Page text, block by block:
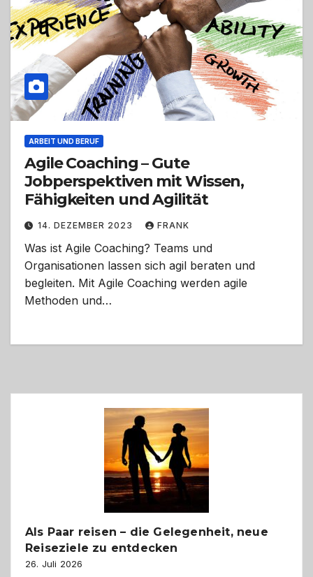
ARBEIT UND BERUF
Agile Coaching – Gute
Jobperspektiven mit Wissen,
Fähigkeiten und Agilität
14. DEZEMBER 2023 FRANK
Was ist Agile Coaching? Teams und
Organisationen lassen sich agil beraten und
begleiten. Mit Agile Coaching werden agile
Methoden und…
Als Paar reisen – die Gelegenheit, neue
Reiseziele zu entdecken
26. Juli 2026